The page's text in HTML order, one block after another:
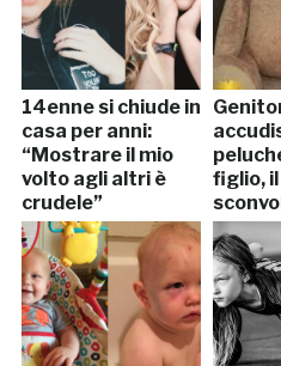
14enne si chiude in
casa per anni:
“Mostrare il mio
volto agli altri è
crudele”
figlio,